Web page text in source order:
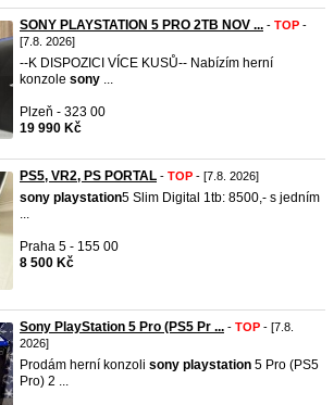
SONY PLAYSTATION 5 PRO 2TB NOV ... - TOP -
[7.8. 2026]
--K DISPOZICI VÍCE KUSŮ-- Nabízím herní
konzole sony ...
Plzeň - 323 00
19 990 Kč
PS5, VR2, PS PORTAL - TOP - [7.8. 2026]
sony playstation5 Slim Digital 1tb: 8500,- s jedním
...
Praha 5 - 155 00
8 500 Kč
Sony PlayStation 5 Pro (PS5 Pr ... - TOP - [7.8.
2026]
Prodám herní konzoli sony playstation 5 Pro (PS5
Pro) 2 ...